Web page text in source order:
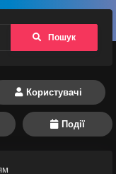
Пошук
Користувачі
Події